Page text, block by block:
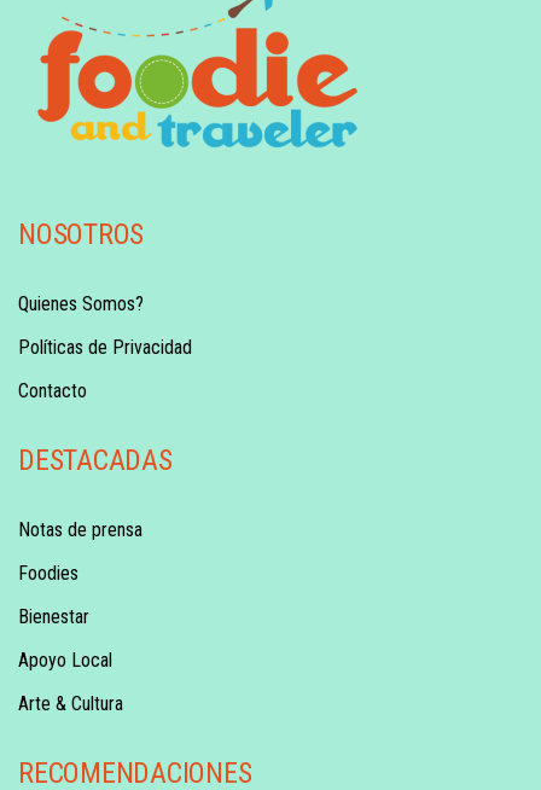
NOSOTROS
Quienes Somos?
Políticas de Privacidad
Contacto
DESTACADAS
Notas de prensa
Foodies
Bienestar
Apoyo Local
Arte & Cultura
RECOMENDACIONES